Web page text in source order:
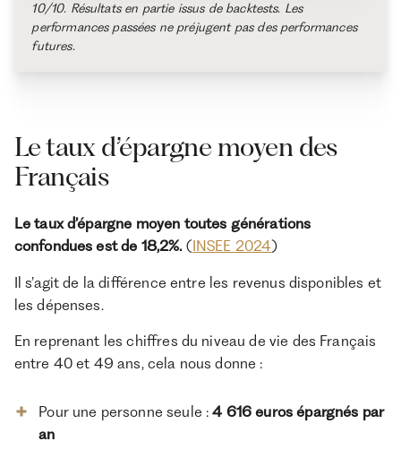
10/10. Résultats en partie issus de backtests. Les
performances passées ne préjugent pas des performances
futures.
Le taux d’épargne moyen des
Français
Le taux d’épargne moyen toutes générations
confondues est de 18,2%. (INSEE 2024)
Il s’agit de la différence entre les revenus disponibles et
les dépenses.
En reprenant les chiffres du niveau de vie des Français
entre 40 et 49 ans, cela nous donne :
Pour une personne seule :4 616 euros épargnés par
an